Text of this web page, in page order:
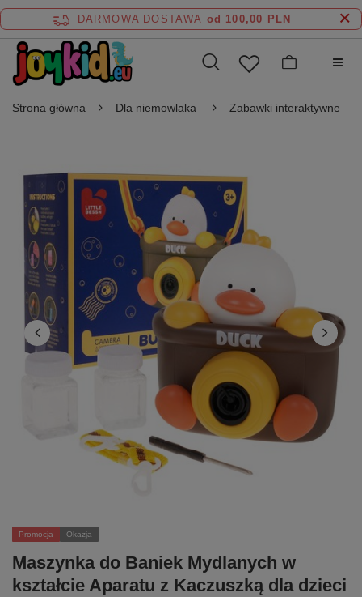
DARMOWA DOSTAWA od 100,00 PLN
Strona główna Dla niemowlaka Zabawki interaktywne
Promocja Okazja
Maszynka do Baniek Mydlanych w
kształcie Aparatu z Kaczuszką dla dzieci